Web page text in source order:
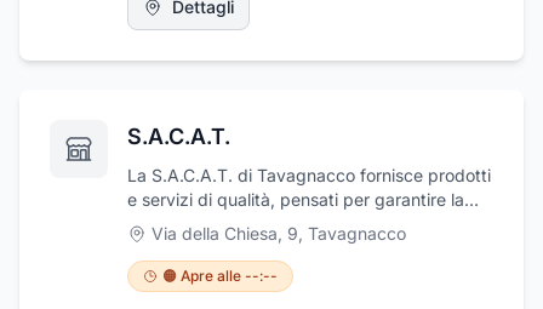
Dettagli
S.A.C.A.T.
La S.A.C.A.T. di Tavagnacco fornisce prodotti
e servizi di qualità, pensati per garantire la
soddisfazione del cliente. L'azienda dispone
di un'ampia gamma di prodotti sempre
aggiornati e nel pieno rispetto delle normative
vigenti, nonché di un servizio di assistenza
Via della Chiesa, 9, Tavagnacco
🟠 Apre alle --:--